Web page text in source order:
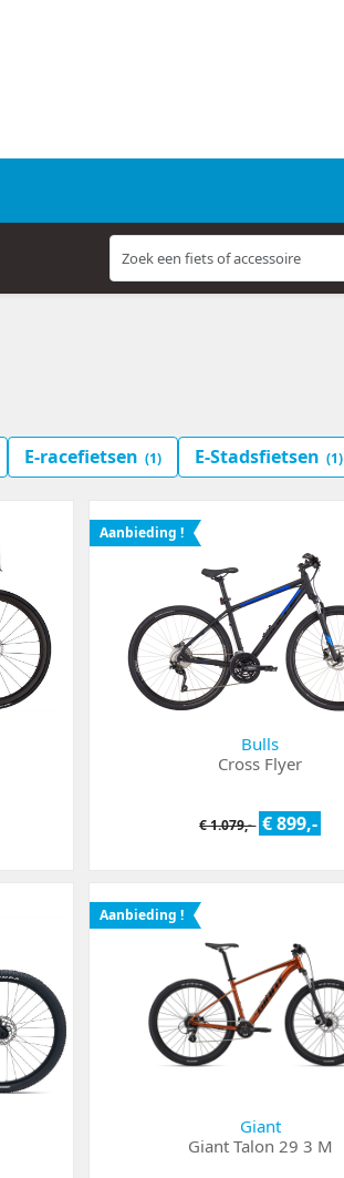
E-racefietsen (1) E-Stadsfietsen (1)
Bulls
Cross Flyer
€ 1.079,- € 899,-
Aanbieding !
Giant
Giant Talon 29 3 M
Aanbieding !